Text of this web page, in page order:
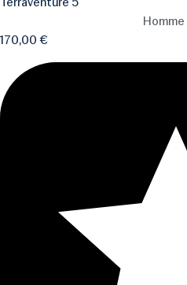
Terraventure 5
Homme
170,00 €